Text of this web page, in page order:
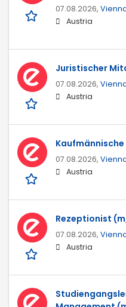
07.08.2026,
Austria
Juristischer
07.08.2026,
Austria
07.08.2026,
Austria
Rezeptionist
07.08.2026,
Austria